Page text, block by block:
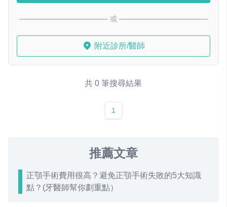
或
附近診所/醫師
共 0 筆搜尋結果
1
推薦文章
正顎手術費用很高？避免正顎手術失敗的5大知識
點？(牙醫師幫你劃重點）